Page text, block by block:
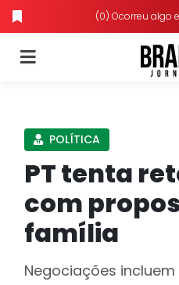
(0) Ocorreu algo
POLÍTICA
PT tenta
com
família
Negociações